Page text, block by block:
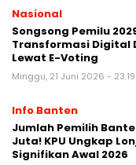
Nasional
Songsong Pemilu
Transformasi Digital
Lewat E-Voting
Minggu, 21 Juni 2026 - 23:19
Info Banten
Jumlah Pemilih
Juta! KPU Ungkap
Signifikan Awal 2026